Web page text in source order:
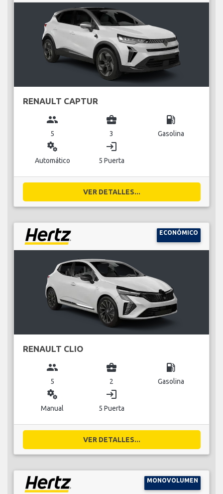
RENAULT CAPTUR
group
5
business_center
3
local_gas_station
Gasolina
miscellaneous_services
Automático
login
5 Puerta
VER DETALLES...
ECONÓMICO
RENAULT CLIO
group
5
business_center
2
local_gas_station
Gasolina
miscellaneous_services
Manual
login
5 Puerta
VER DETALLES...
MONOVOLUMEN